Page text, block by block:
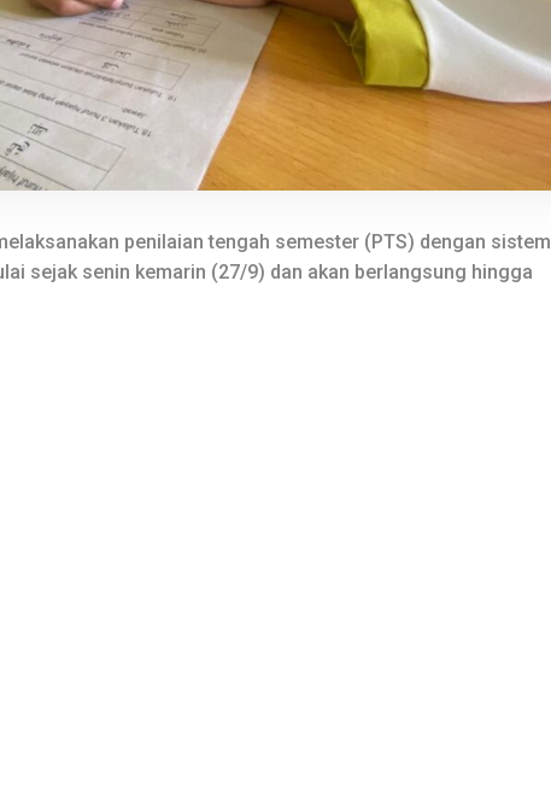
penilaian tengah semester (PTS) dengan sistem
sejak senin kemarin (27/9) dan akan berlangsung hingga